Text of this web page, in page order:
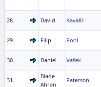
28. David Kavalír
29. Filip Pohl
30. Daniel Vašek
31.
Blade-
Ahran
Paterson